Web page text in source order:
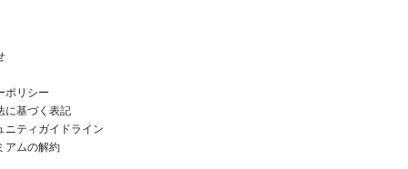
ポリシー
に基づく表記
ニティガイドライン
アムの解約